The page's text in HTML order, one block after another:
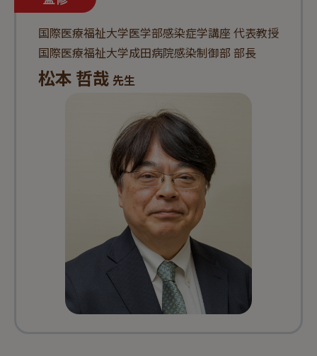
国際医療福祉大学医学部感染症学講座 代表教授
国際医療福祉大学成田病院感染制御部 部長
松本 哲哉 先生